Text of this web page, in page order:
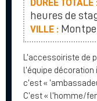
DURÉE TOTALE
heures de
VILLE :
L’accessoiriste de
l’équipe décoration
c’est «
C’est « l’homme/